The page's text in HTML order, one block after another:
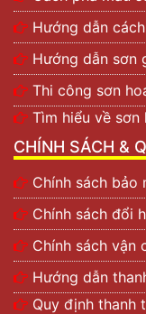
Hướng dẫn
Hướng dẫn sơn
Thi công sơn
Tìm hiểu về
CHÍNH SÁCH &
Chính sách bảo
Chính sách đổi
Chính sách vận
Hướng dẫn
Quy định thanh